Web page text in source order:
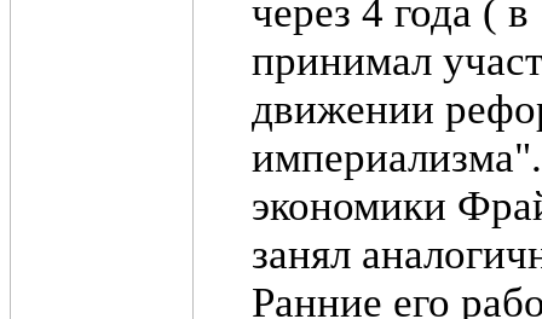
через 4 года (
принимал
движении
экономики
занял
Ранние его